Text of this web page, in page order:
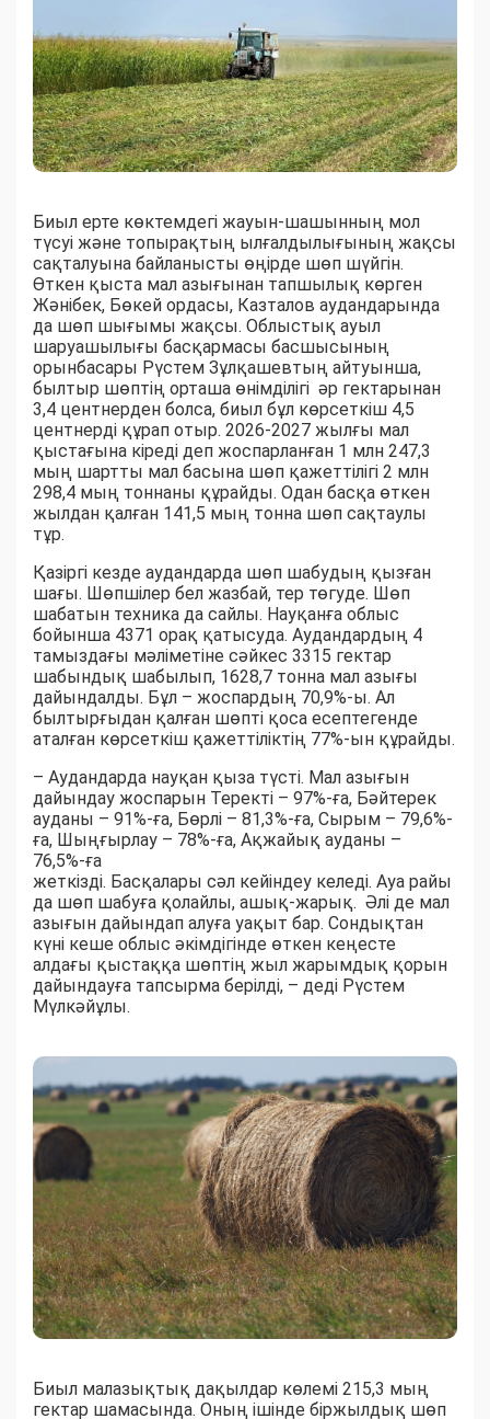
Биыл ерте көктемдегі жауын-шашынның мол
түсуі және топырақтың ылғалдылығының жақсы
сақталуына байланысты өңірде шөп шүйгін.
Өткен қыста мал азығынан тапшылық көрген
Жәнібек, Бөкей ордасы, Казталов аудандарында
да шөп шығымы жақсы. Облыстық ауыл
шаруашылығы басқармасы басшысының
орынбасары Рүстем Зұлқашевтың айтуынша,
былтыр шөптің орташа өнімділігі әр гектарынан
3,4 центнерден болса, биыл бұл көрсеткіш 4,5
центнерді құрап отыр. 2026-2027 жылғы мал
қыстағына кіреді деп жоспарланған 1 млн 247,3
мың шартты мал басына шөп қажеттілігі 2 млн
298,4 мың тоннаны құрайды. Одан басқа өткен
жылдан қалған 141,5 мың тонна шөп сақтаулы
тұр.
Қазіргі кезде аудандарда шөп шабудың қызған
шағы. Шөпшілер бел жазбай, тер төгуде. Шөп
шабатын техника да сайлы. Науқанға облыс
бойынша 4371 орақ қатысуда. Аудандардың 4
тамыздағы мәліметіне сәйкес 3315 гектар
шабындық шабылып, 1628,7 тонна мал азығы
дайындалды. Бұл – жоспардың 70,9%-ы. Ал
былтырғыдан қалған шөпті қоса есептегенде
аталған көрсеткіш қажеттіліктің 77%-ын құрайды.
– Аудандарда науқан қыза түсті. Мал азығын
дайындау жоспарын Теректі – 97%-ға, Бәйтерек
ауданы – 91%-ға, Бөрлі – 81,3%-ға, Сырым – 79,6%-
ға, Шыңғырлау – 78%-ға, Ақжайық ауданы –
76,5%-ға
жеткізді. Басқалары сәл кейіндеу келеді. Ауа райы
да шөп шабуға қолайлы, ашық-жарық. Әлі де мал
азығын дайындап алуға уақыт бар. Сондықтан
күні кеше облыс әкімдігінде өткен кеңесте
алдағы қыстаққа шөптің жыл жарымдық қорын
дайындауға тапсырма берілді, – деді Рүстем
Мүлкәйұлы.
Биыл малазықтық дақылдар көлемі 215,3 мың
гектар шамасында. Оның ішінде біржылдық шөп